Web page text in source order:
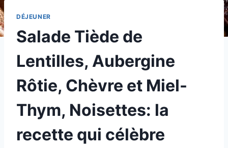
DÉJEUNER
Salade Tiède de
Lentilles, Aubergine
Rôtie, Chèvre et Miel-
Thym, Noisettes: la
recette qui célèbre